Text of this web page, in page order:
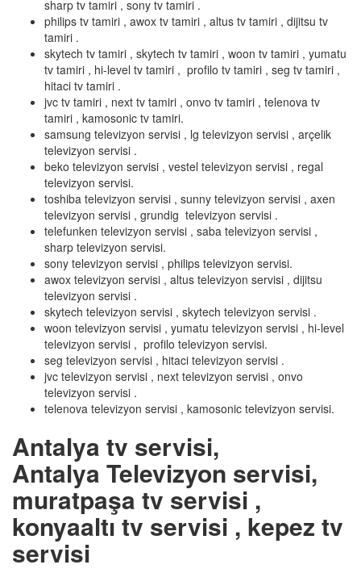
sharp tv tamiri , sony tv tamiri .
philips tv tamiri , awox tv tamiri , altus tv tamiri , dijitsu tv
tamiri .
skytech tv tamiri , skytech tv tamiri , woon tv tamiri , yumatu
tv tamiri , hi-level tv tamiri , profilo tv tamiri , seg tv tamiri ,
hitaci tv tamiri .
jvc tv tamiri , next tv tamiri , onvo tv tamiri , telenova tv
tamiri , kamosonic tv tamiri.
samsung televizyon servisi , lg televizyon servisi , arçelik
televizyon servisi .
beko televizyon servisi , vestel televizyon servisi , regal
televizyon servisi.
toshiba televizyon servisi , sunny televizyon servisi , axen
televizyon servisi , grundig televizyon servisi .
telefunken televizyon servisi , saba televizyon servisi ,
sharp televizyon servisi.
sony televizyon servisi , philips televizyon servisi.
awox televizyon servisi , altus televizyon servisi , dijitsu
televizyon servisi .
skytech televizyon servisi , skytech televizyon servisi .
woon televizyon servisi , yumatu televizyon servisi , hi-level
televizyon servisi , profilo televizyon servisi.
seg televizyon servisi , hitaci televizyon servisi .
jvc televizyon servisi , next televizyon servisi , onvo
televizyon servisi .
telenova televizyon servisi , kamosonic televizyon servisi.
Antalya tv servisi,
Antalya Televizyon servisi,
muratpaşa tv servisi ,
konyaaltı tv servisi , kepez tv
servisi